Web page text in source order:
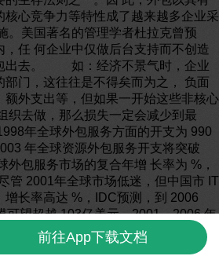
前往App下载文档